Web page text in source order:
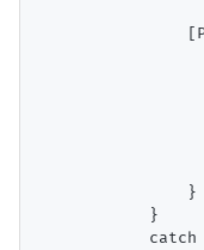
                }
            }
catch